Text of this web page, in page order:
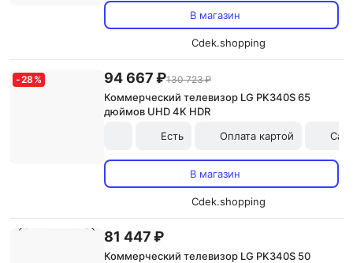
В магазин
Cdek.shopping
-28 % 94 667 ₽130 723 ₽
Коммерческий телевизор LG PK340S 65
дюймов UHD 4K HDR
Есть
Оплата картой
В магазин
Cdek.shopping
81 447 ₽
Коммерческий телевизор LG PK340S 50